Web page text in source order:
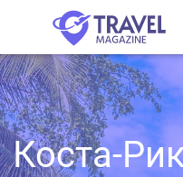
Коста-